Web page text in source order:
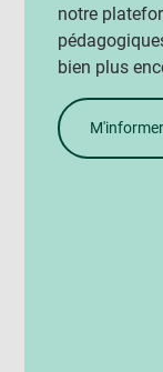
notre
bien plus